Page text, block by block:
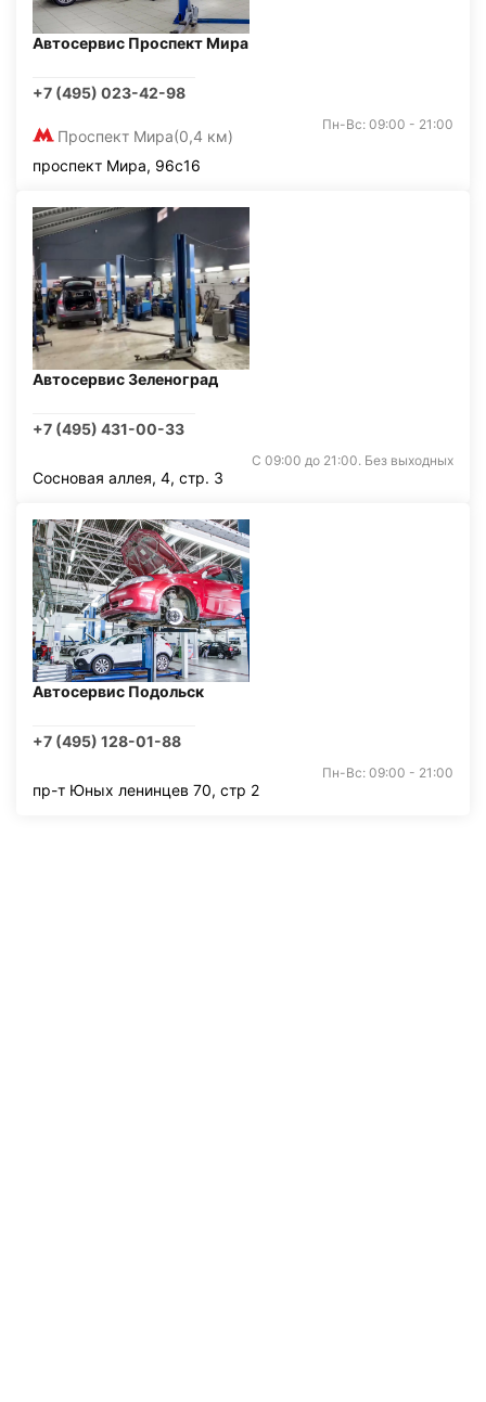
Автосервис Проспект Мира
+7 (495) 023-42-98
Проспект Мира(0,4 км)
Пн-Вс: 09:00 - 21:00
проспект Мира, 96с16
Автосервис Зеленоград
+7 (495) 431-00-33
С 09:00 до 21:00. Без выходных
Сосновая аллея, 4, стр. 3
Автосервис Подольск
+7 (495) 128-01-88
Пн-Вс: 09:00 - 21:00
пр-т Юных ленинцев 70, стр 2